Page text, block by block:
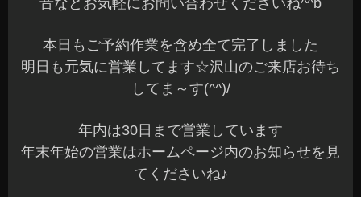
音などお気軽にお問い合わせくださいね^^b
本日もご予約作業を含め全て完了しました
明日も元気に営業してます☆沢山のご来店お待ち
してま～す(^^)/
年内は30日まで営業しています
年末年始の営業はホームページ内のお知らせを見
てくださいね♪